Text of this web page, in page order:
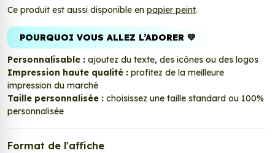
Ce produit est aussi disponible en papier peint.
POURQUOI VOUS ALLEZ L’ADORER 💚
Personnalisable : ajoutez du texte, des icônes ou des logos
Impression haute qualité : profitez de la meilleure
impression du marché
Taille personnalisée : choisissez une taille standard ou 100%
personnalisée
Format de l'affiche